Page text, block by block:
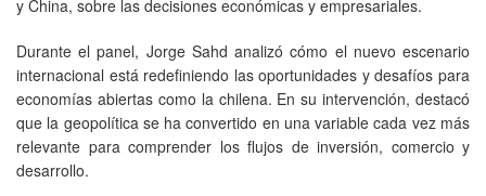
y China, sobre las decisiones económicas y empresariales.
Durante el panel, Jorge Sahd analizó cómo el nuevo escenario
internacional está redefiniendo las oportunidades y desafíos para
economías abiertas como la chilena. En su intervención, destacó
que la geopolítica se ha convertido en una variable cada vez más
relevante para comprender los flujos de inversión, comercio y
desarrollo.